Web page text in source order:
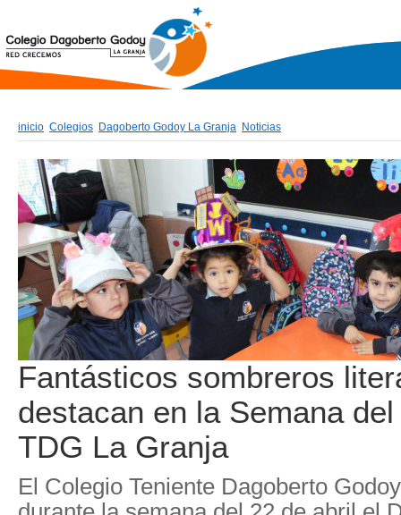
inicio Colegios Dagoberto Godoy La Granja Noticias
Fantásticos sombreros
destacan en la Semana
TDG La Granja
El Colegio Teniente Dagoberto